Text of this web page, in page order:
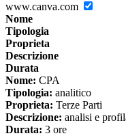
www.canva.com
Nome
Tipologia
Proprieta
Descrizione
Durata
Nome: CPA
Tipologia: analitico
Proprieta: Terze Parti
Descrizione: analisi e
Durata: 3 ore